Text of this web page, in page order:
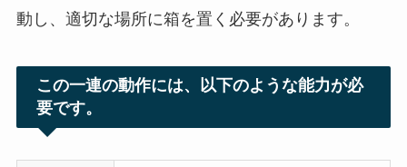
動し、適切な場所に箱を置く必要があります。
この一連の動作には、以下のような能力が必
要です。